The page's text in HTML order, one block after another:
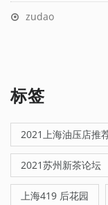
zudao
标签
2021上海油压店推
2021苏州新茶论坛
上海419 后花园